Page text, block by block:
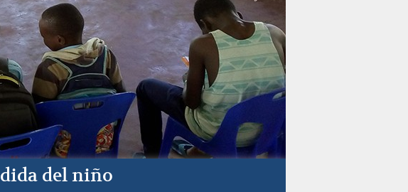
del niño